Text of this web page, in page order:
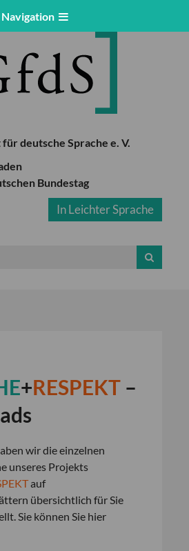
Navigation
deutsche Sprache e. V.
Bundestag
In Leichter Sprache
+RESPEKT –
wir die einzelnen
unseres Projekts
auf
übersichtlich für Sie
Sie können Sie hier